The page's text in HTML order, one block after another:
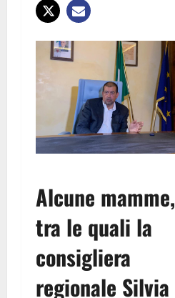
Alcune mamme,
tra le quali la
consigliera
regionale Silvia